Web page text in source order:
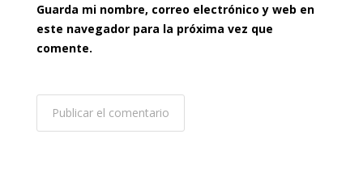
Guarda mi nombre, correo electrónico y web en
este navegador para la próxima vez que
comente.